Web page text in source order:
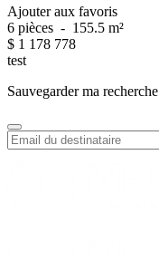
Ajouter aux favoris
6 pièces - 155.5 m²
$ 1 178 778
test
Sauvegarder ma recherche